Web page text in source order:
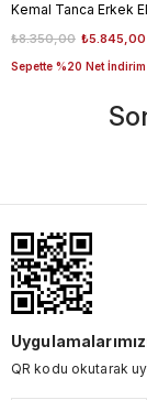
Kemal Tanca Erkek
₺5.845,00
₺8.350,00
Sepette %20 Net İndirim
QR kodu okutarak